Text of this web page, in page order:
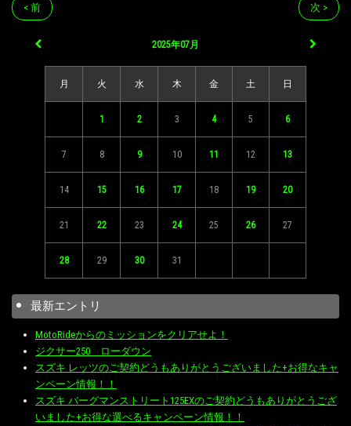
< 前 次 >
2025年07月
月 火 水 木 金 土 日
1 2 3 4 5 6
7 8 9 10 11 12 13
14 15 16 17 18 19 20
21 22 23 24 25 26 27
28 29 30 31
最新エントリ
MotoRideからのミッションをクリアせよ！
ジクサー250 ローダウン
スズキ レッツのご契約どうもありがとうございました+お得なキャ
ンペーン情報！！
スズキ バーグマンストリート125EXのご契約どうもありがとうござ
いました+お得な選べるキャンペーン情報！！